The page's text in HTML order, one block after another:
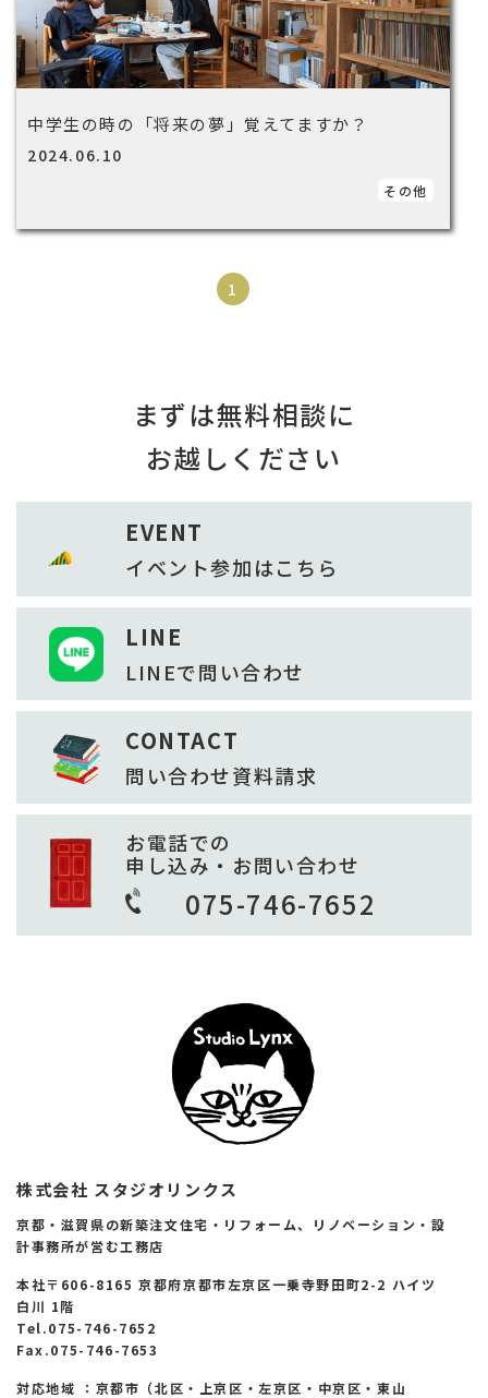
中学生の時の「将来の夢」覚えてますか？
2024.06.10
その他
1
まずは無料相談に
お越しください
EVENT
イベント参加はこちら
LINE
LINEで問い合わせ
CONTACT
問い合わせ資料請求
お電話での
申し込み・お問い合わせ
075-746-7652
株式会社 スタジオリンクス
京都・滋賀県の新築注文住宅・リフォーム、リノベーション・設
計事務所が営む工務店
本社〒606-8165 京都府京都市左京区一乗寺野田町2-2 ハイツ
白川 1階
Tel.075-746-7652
Fax.075-746-7653
対応地域 ：京都市（北区・上京区・左京区・中京区・東山